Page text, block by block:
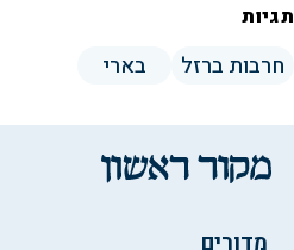
תגיות
חרבות ברזל בארי